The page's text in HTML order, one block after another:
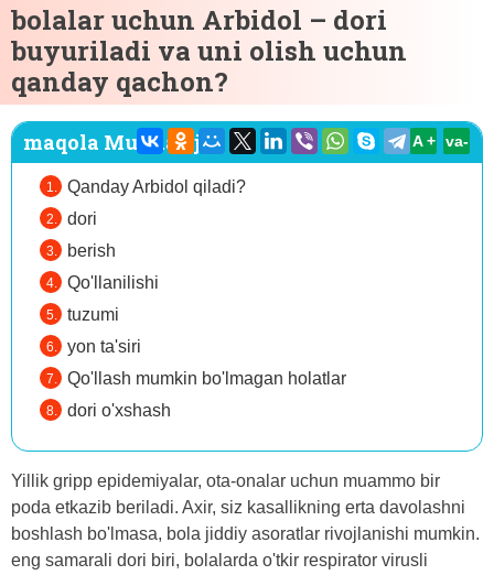
bolalar uchun Arbidol – dori
buyuriladi va uni olish uchun
qanday qachon?
maqola Mundarija:
Qanday Arbidol qiladi?
dori
berish
Qo'llanilishi
tuzumi
yon ta'siri
Qo'llash mumkin bo'lmagan holatlar
dori o'xshash
A + va-
Yillik gripp epidemiyalar, ota-onalar uchun muammo bir
poda etkazib beriladi. Axir, siz kasallikning erta davolashni
boshlash bo'lmasa, bola jiddiy asoratlar rivojlanishi mumkin.
eng samarali dori biri, bolalarda o'tkir respirator virusli